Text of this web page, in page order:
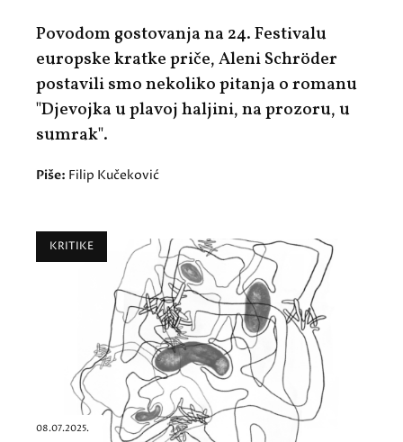
Povodom gostovanja na 24. Festivalu
europske kratke priče, Aleni Schröder
postavili smo nekoliko pitanja o romanu
"Djevojka u plavoj haljini, na prozoru, u
sumrak".
Piše: Filip Kučeković
KRITIKE
08.07.2025.